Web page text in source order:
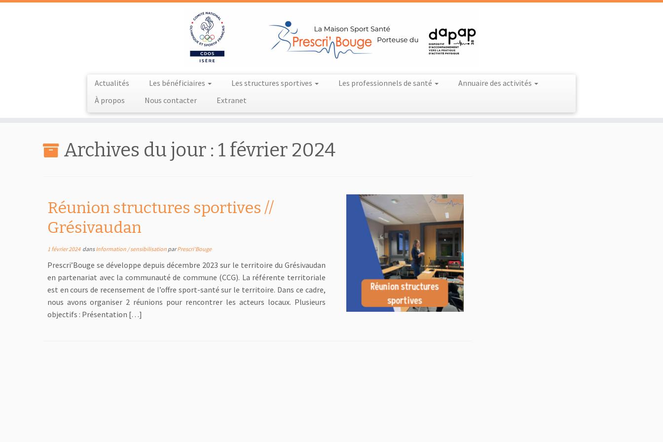
Actualités Les bénéficiaires Les structures sportives Les professionnels de santé
Annuaire des activités
À propos
Nous contacter Extranet
Archives du jour : 1 février 2024
Réunion structures sportives //
Grésivaudan
1 février 2024dansInformation / sensibilisation parPrescri'Bouge
Prescri’Bouge se développe depuis décembre 2023 sur le territoire du Grésivaudan
en partenariat avec la communauté de commune (CCG). La référente territoriale
est en cours de recensement de l’offre sport-santé sur le territoire. Dans ce cadre,
nous avons organiser 2 réunions pour rencontrer les acteurs locaux. Plusieurs
objectifs : Présentation […]